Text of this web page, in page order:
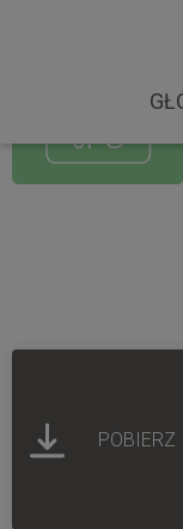
POBIERZ